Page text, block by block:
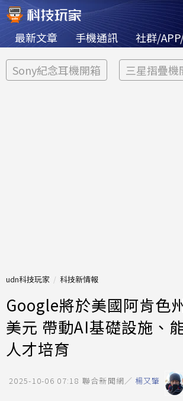
最新文章 手機通訊 社群/
Sony紀念耳機開箱 三星摺疊機
udn科技玩家 科技新情報
Google將於美國阿肯色
美元 帶動AI基礎設施、
人才培育
2025-10-06 07:18 聯合新聞網／ 楊又肇